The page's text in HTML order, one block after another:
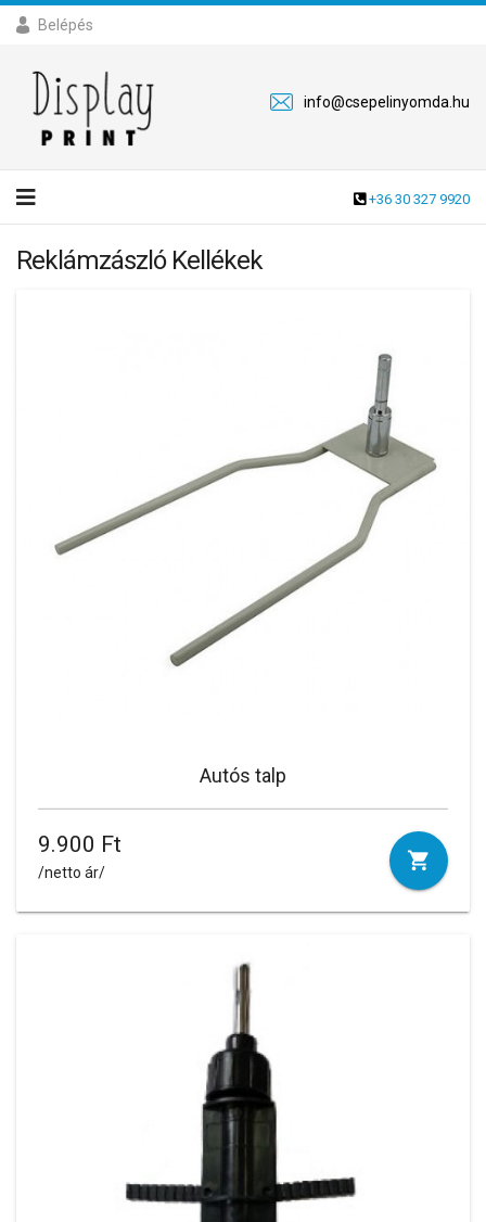
Belépés
info@csepelinyomda.hu
+36 30 327 9920
Reklámzászló Kellékek
Autós talp
9.900 Ft
/netto ár/